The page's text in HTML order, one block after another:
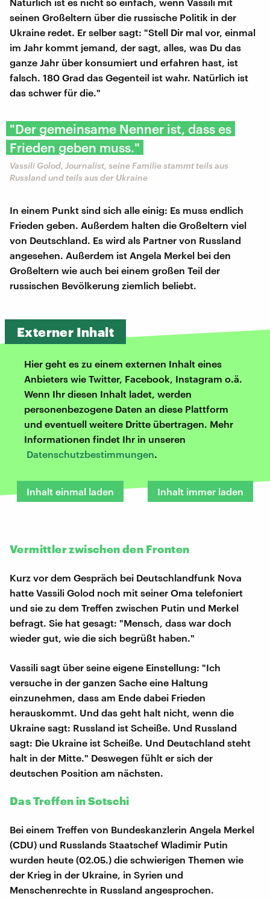
seinen Großeltern über die russische Politik in der
Ukraine redet. Er selber sagt: "Stell Dir mal vor, einmal
im Jahr kommt jemand, der sagt, alles, was Du das
ganze Jahr über konsumiert und erfahren hast, ist
falsch. 180 Grad das Gegenteil ist wahr. Natürlich ist
das schwer für die."
"Der gemeinsame Nenner ist, dass es
Frieden geben muss."
Vassili Golod, Journalist, seine Familie stammt teils aus
Russland und teils aus der Ukraine
In einem Punkt sind sich alle einig: Es muss endlich
Frieden geben. Außerdem halten die Großeltern viel
von Deutschland. Es wird als Partner von Russland
angesehen. Außerdem ist Angela Merkel bei den
Großeltern wie auch bei einem großen Teil der
russischen Bevölkerung ziemlich beliebt.
Externer Inhalt
Hier geht es zu einem externen Inhalt eines
Anbieters wie Twitter, Facebook, Instagram o.ä.
Wenn Ihr diesen Inhalt ladet, werden
personenbezogene Daten an diese Plattform
und eventuell weitere Dritte übertragen. Mehr
Informationen findet Ihr in unseren
Datenschutzbestimmungen.
Inhalt einmal laden Inhalt immer laden
Vermittler zwischen den Fronten
Kurz vor dem Gespräch bei Deutschlandfunk Nova
hatte Vassili Golod noch mit seiner Oma telefoniert
und sie zu dem Treffen zwischen Putin und Merkel
befragt. Sie hat gesagt: "Mensch, dass war doch
wieder gut, wie die sich begrüßt haben."
Vassili sagt über seine eigene Einstellung: "Ich
versuche in der ganzen Sache eine Haltung
einzunehmen, dass am Ende dabei Frieden
herauskommt. Und das geht halt nicht, wenn die
Ukraine sagt: Russland ist Scheiße. Und Russland
sagt: Die Ukraine ist Scheiße. Und Deutschland steht
halt in der Mitte." Deswegen fühlt er sich der
deutschen Position am nächsten.
Das Treffen in Sotschi
Bei einem Treffen von Bundeskanzlerin Angela Merkel
(CDU) und Russlands Staatschef Wladimir Putin
wurden heute (02.05.) die schwierigen Themen wie
der Krieg in der Ukraine, in Syrien und
Menschenrechte in Russland angesprochen.